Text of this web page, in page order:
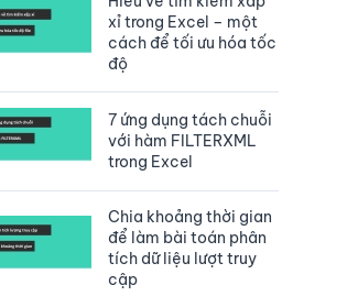
xỉ trong Excel – một
cách để tối ưu hóa tốc
độ
7 ứng dụng tách chuỗi
với hàm FILTERXML
trong Excel
Chia khoảng thời gian
để làm bài toán phân
tích dữ liệu lượt truy
cập